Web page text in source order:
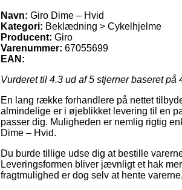
Navn: Giro Dime – Hvid
Kategori: Beklædning > Cykelhjelme
Producent: Giro
Varenummer: 67055699
EAN:
Vurderet til 4.3 ud af 5 stjerner baseret på
En lang række forhandlere på nettet
almindelige er i øjeblikket levering til en
passer dig. Muligheden er nemlig rigtig
Dime – Hvid.
Du burde tillige udse dig at bestille
Leveringsformen bliver jævnligt et hak
fragtmulighed er dog selv at hente